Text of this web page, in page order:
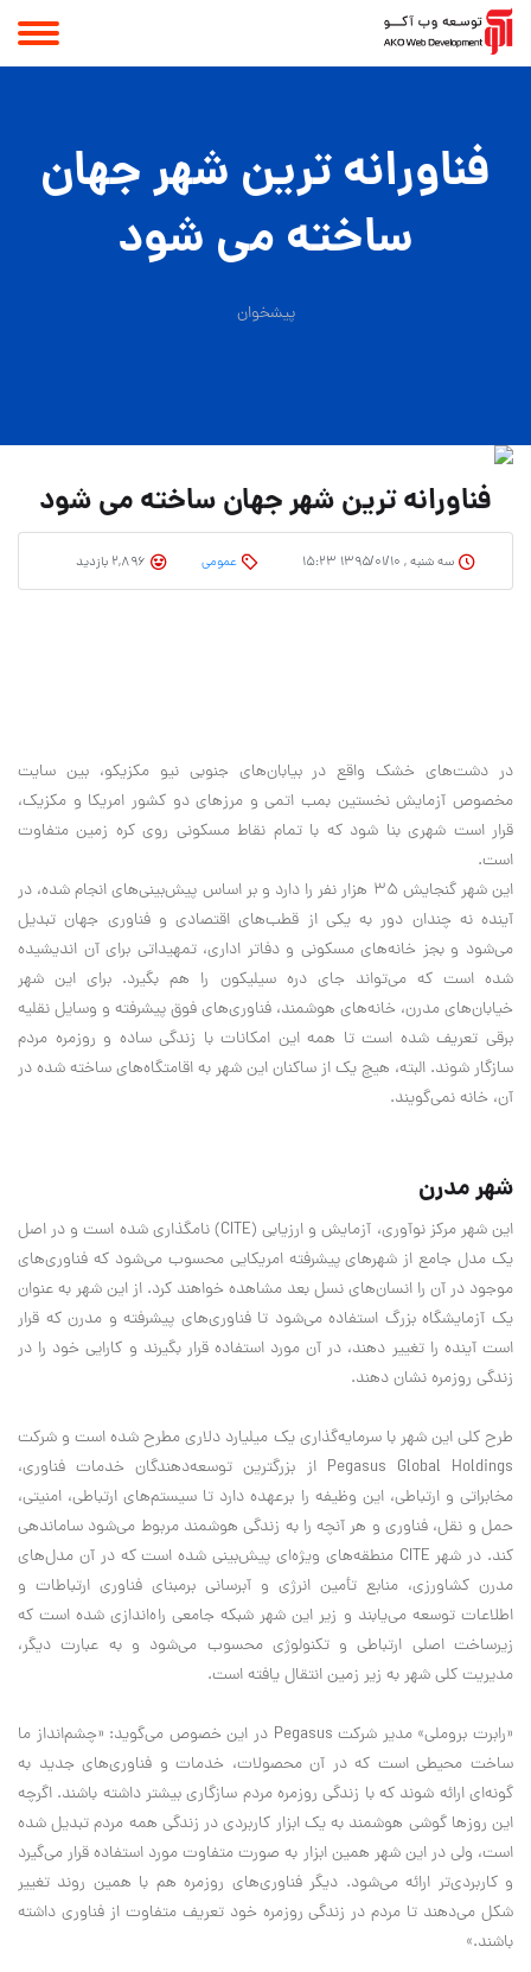
فناورانه ترین شهر جهان
ساخته می شود
پیشخوان
فناورانه ترین شهر جهان ساخته می شود
سه شنبه , ۱۳۹۵/۰۱/۱۰ ۱۵:۲۳ عمومی
در دشت‌های خشک واقع در بیابان‌های جنوبی نیو مکزیکو، بین سایت
مخصوص آزمایش نخستین بمب اتمی و مرزهای دو کشور امریکا و مکزیک،
قرار است شهری بنا شود که با تمام نقاط مسکونی روی کره زمین متفاوت
است.
این شهر گنجایش 35 هزار نفر را دارد و بر اساس پیش‌بینی‌های انجام شده، در
آینده نه چندان دور به یکی از قطب‌های اقتصادی و فناوری جهان تبدیل
می‌شود و بجز خانه‌های مسکونی و دفاتر اداری، تمهیداتی برای آن اندیشیده
شده است که می‌تواند جای دره سیلیکون را هم بگیرد. برای این شهر
خیابان‌های مدرن، خانه‌های هوشمند، فناوری‌های فوق پیشرفته و وسایل نقلیه
برقی تعریف شده است تا همه این امکانات با زندگی ساده و روزمره مردم
سازگار شوند. البته، هیچ یک از ساکنان این شهر به اقامتگاه‌های ساخته شده در
آن، خانه نمی‌گویند.
شهر مدرن
این شهر مرکز نوآوری، آزمایش و ارزیابی (CITE) نامگذاری شده است و در اصل
یک مدل جامع از شهرهای پیشرفته امریکایی محسوب می‌شود که فناوری‌های
موجود در آن را انسان‌های نسل بعد مشاهده خواهند کرد. از این شهر به عنوان
یک آزمایشگاه بزرگ استفاده می‌شود تا فناوری‌های پیشرفته و مدرن که قرار
است آینده را تغییر دهند، در آن مورد استفاده قرار بگیرند و کارایی خود را در
زندگی روزمره نشان دهند.
طرح کلی این شهر با سرمایه‌گذاری یک میلیارد دلاری مطرح شده است و شرکت
Pegasus Global Holdings از بزرگترین توسعه‌دهندگان خدمات فناوری،
مخابراتی و ارتباطی، این وظیفه را برعهده دارد تا سیستم‌های ارتباطی، امنیتی،
حمل و نقل، فناوری و هر آنچه را به زندگی هوشمند مربوط می‌شود ساماندهی
کند. در شهر CITE منطقه‌های ویژه‌ای پیش‌بینی شده است که در آن مدل‌های
مدرن کشاورزی، منابع تأمین انرژی و آبرسانی برمبنای فناوری ارتباطات و
اطلاعات توسعه می‌یابند و زیر این شهر شبکه جامعی راه‌اندازی شده است که
زیرساخت اصلی ارتباطی و تکنولوژی محسوب می‌شود و به عبارت دیگر،
مدیریت کلی شهر به زیر زمین انتقال یافته است.
«رابرت بروملی» مدیر شرکت Pegasus در این خصوص می‌گوید: «چشم‌انداز ما
ساخت محیطی است که در آن محصولات، خدمات و فناوری‌های جدید به
گونه‌ای ارائه شوند که با زندگی روزمره مردم سازگاری بیشتر داشته باشند. اگرچه
این روزها گوشی هوشمند به یک ابزار کاربردی در زندگی همه مردم تبدیل شده
است، ولی در این شهر همین ابزار به صورت متفاوت مورد استفاده قرار می‌گیرد
و کاربردی‌تر ارائه می‌شود. دیگر فناوری‌های روزمره هم با همین روند تغییر
شکل می‌دهند تا مردم در زندگی روزمره خود تعریف متفاوت از فناوری داشته
باشند.»